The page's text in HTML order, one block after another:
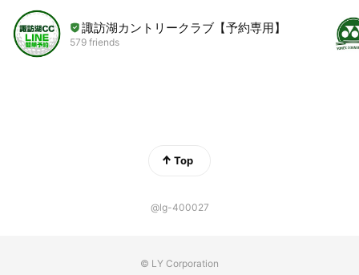
諏訪湖カントリークラブ【予約専用】
579 friends
Top
@lg-400027
© LY Corporation